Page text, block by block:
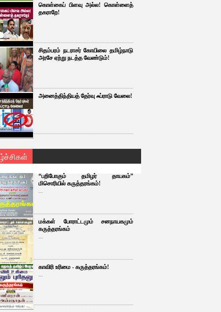
கொள்கைப் பிளவு அல்ல! கொள்ளைத்
தகராறே!
சிதம்பரம் நடராசர் கோயிலை தமிழ்நாடு
அரசே ஏற்று நடத்த வேண்டும்!
அனைத்திந்தியத் தேர்வு ஃப்ராடு வேலை!
“பறிபோகும் தமிழர் தாயகம்”
மிசொரியில் கருத்தரங்கம்!
...
மக்கள் போராட்டமும் சனநாயகமும்
கருத்தரங்கம்
...
காவிரி உரிமை - கருத்தரங்கம்!
...